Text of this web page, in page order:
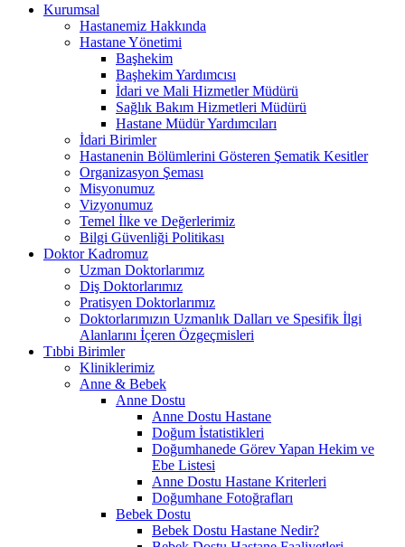
Kurumsal
Hastanemiz Hakkında
Hastane Yönetimi
Başhekim
Başhekim Yardımcısı
İdari ve Mali Hizmetler Müdürü
Sağlık Bakım Hizmetleri Müdürü
Hastane Müdür Yardımcıları
İdari Birimler
Hastanenin Bölümlerini Gösteren Şematik Kesitler
Organizasyon Şeması
Misyonumuz
Vizyonumuz
Temel İlke ve Değerlerimiz
Bilgi Güvenliği Politikası
Doktor Kadromuz
Uzman Doktorlarımız
Diş Doktorlarımız
Pratisyen Doktorlarımız
Doktorlarımızın Uzmanlık Dalları ve Spesifik İlgi
Alanlarını İçeren Özgeçmisleri
Tıbbi Birimler
Kliniklerimiz
Anne & Bebek
Anne Dostu
Anne Dostu Hastane
Doğum İstatistikleri
Doğumhanede Görev Yapan Hekim ve
Ebe Listesi
Anne Dostu Hastane Kriterleri
Doğumhane Fotoğrafları
Bebek Dostu
Bebek Dostu Hastane Nedir?